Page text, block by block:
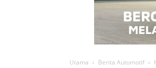
Utama Berita Automotif